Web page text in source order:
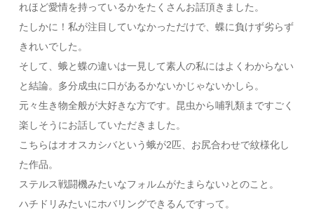
れほど愛情を持っているかをたくさんお話頂きました。
たしかに！私が注目していなかっただけで、蝶に負けず劣らず
きれいでした。
そして、蛾と蝶の違いは一見して素人の私にはよくわからない
と結論。多分成虫に口があるかないかじゃないかしら。
元々生き物全般が大好きな方です。昆虫から哺乳類まですごく
楽しそうにお話していただきました。
こちらはオオスカシバという蛾が2匹、お尻合わせで紋様化し
た作品。
ステルス戦闘機みたいなフォルムがたまらない♪とのこと。
ハチドリみたいにホバリングできるんですって。